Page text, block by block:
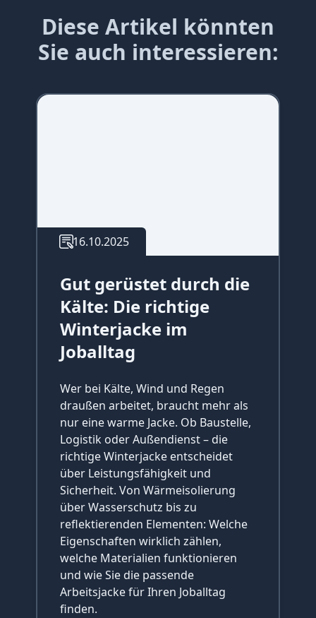
Diese Artikel könnten
Sie auch interessieren:
16.10.2025
Gut gerüstet durch die
Kälte: Die richtige
Winterjacke im
Joballtag
Wer bei Kälte, Wind und Regen
draußen arbeitet, braucht mehr als
nur eine warme Jacke. Ob Baustelle,
Logistik oder Außendienst – die
richtige Winterjacke entscheidet
über Leistungsfähigkeit und
Sicherheit. Von Wärmeisolierung
über Wasserschutz bis zu
reflektierenden Elementen: Welche
Eigenschaften wirklich zählen,
welche Materialien funktionieren
und wie Sie die passende
Arbeitsjacke für Ihren Joballtag
finden.